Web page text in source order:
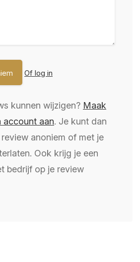
Of log in
kunnen wijzigen? Maak
account aan. Je kunt dan
anoniem of met je
Ook krijg je een
bedrijf op je review